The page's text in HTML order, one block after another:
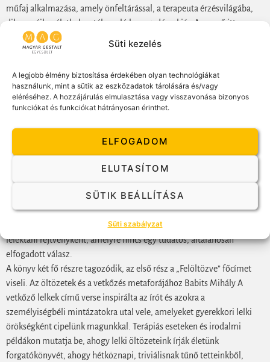
Süti kezelés
A legjobb élmény biztosítása érdekében olyan technológiákat
használunk, mint a sütik az eszközadatok tárolására és/vagy
eléréséhez. A hozzájárulás elmulasztása vagy visszavonása bizonyos
funkciókat és funkciókat hátrányosan érinthet.
ELFOGADOM
ELUTASÍTOM
SÜTIK BEÁLLÍTÁSA
Süti szabályzat
műfaj alkalmazása, amely önfeltárással, a terapeuta érzésvilágába,
dilemmáiba, élethelyzetébe való beengedéssel jár. A szerző itt
nemcsak terapeuta, hanem magánember is. Önfeltárása azt szolgálja,
hogy a lehető legautentikusabb kapcsolat jöjjön létre az olvasó és a
Márai Sándor egy rövid gondolatfoszlánya, A megjelölt című írás
néhány sora adja az egész könyv alapdilemmáját. Az ember, aki nem
ült fel a repülőgépre, mely lezuhant, most kezében morzsolgatja a fel
csak élt, most már tudja is, hogy él.” – fejezi be Márai a sorait. Mit
jelent az, hogy most már tudja is, hogy él? – indul el a Vetkőző lelkek
szerzője ezen az egzisztencialista kérdésen és a teljes mű során erre
keresi a választ. Ez a tudatos válaszkeresés azonban csak látszólagos,
az olvasó is érzi ezt. Hiszen a szerző az első lapoktól kezdve
nyilvánvalóvá teszi, hogy Szutraként tekint Márai soraira, tehát olyan
lélektani rejtvényként, amelyre nincs egy tudatos, általánosan
elfogadott válasz.
A könyv két fő részre tagozódik, az első rész a „Felöltözve” főcímet
viseli. Az öltözetek és a vetkőzés metaforájához Babits Mihály A
vetkőző lelkek című verse inspirálta az írót és azokra a
személyiségbéli mintázatokra utal vele, amelyeket gyerekkori lelki
örökségként cipelünk magunkkal. Terápiás eseteken és irodalmi
példákon mutatja be, ahogy lelki öltözeteink írják életünk
forgatókönyvét, ahogy hétköznapi, triviálisnak tűnő tetteinkből,